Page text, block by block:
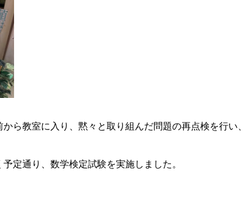
ら教室に入り、黙々と取り組んだ問題の再点検を行い、
定通り、数学検定試験を実施しました。